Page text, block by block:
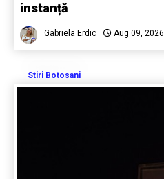
instanță
Gabriela Erdic Aug 09, 2026
Stiri Botosani